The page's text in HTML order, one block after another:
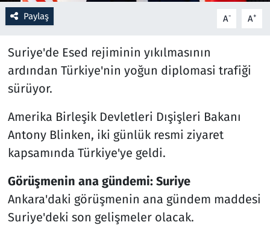
Paylaş A- A+
Suriye'de Esed rejiminin yıkılmasının
ardından Türkiye'nin yoğun diplomasi trafiği
sürüyor.
Amerika Birleşik Devletleri Dışişleri Bakanı
Antony Blinken, iki günlük resmi ziyaret
kapsamında Türkiye'ye geldi.
Görüşmenin ana gündemi: Suriye
Ankara'daki görüşmenin ana gündem maddesi
Suriye'deki son gelişmeler olacak.
Savunma Sanayi
Seçim 2023
Spor
Teknoloji ve Bilim
Televizyon